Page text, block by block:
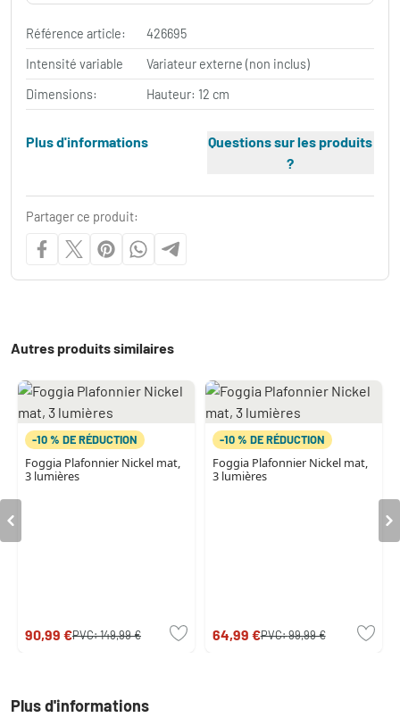
Référence article:
426695
Intensité variable
Variateur externe (non inclus)
Dimensions:
Hauteur: 12 cm
Plus d'informations
Questions sur les produits
?
Partager ce produit:
Autres produits similaires
-10 % DE RÉDUCTION
Foggia Plafonnier Nickel mat,
3 lumières
90,99 €PVC:149,99 €
-10 % DE RÉDUCTION
Foggia Plafonnier Nickel mat,
3 lumières
64,99 €PVC:99,99 €
Plus d'informations